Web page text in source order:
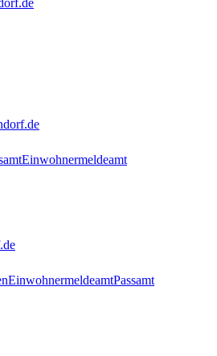
Einwohnermeldeamt
EinwohnermeldeamtPassamt